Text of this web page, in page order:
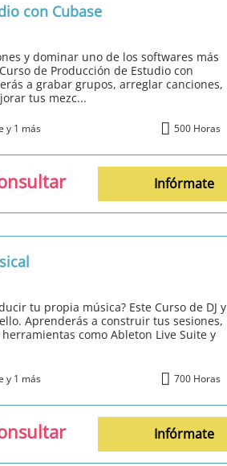
con Cubase
y dominar uno de los softwares más
de Producción de Estudio con
a grabar grupos, arreglar canciones,
tus mezc...
y 1 más 500 Horas
Infórmate
tu propia música? Este Curso de DJ y
Aprenderás a construir tus sesiones,
como Ableton Live Suite y
y 1 más 700 Horas
Infórmate